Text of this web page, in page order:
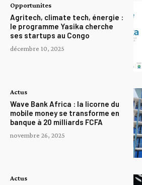
Opportunites
Agritech, climate tech, énergie :
le programme Yasika cherche
ses startups au Congo
décembre 10, 2025
Actus
Wave Bank Africa : la licorne du
mobile money se transforme en
banque à 20 milliards FCFA
novembre 26, 2025
Actus